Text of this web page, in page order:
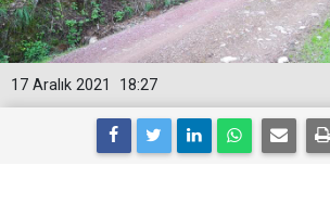
18:27
17 Aralık 2021